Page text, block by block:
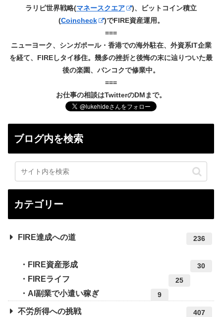
ラリピ世界戦略(マネースクエア
)、ビットコイン積立
(Coincheck
)でFIRE資産運用。
===
ニューヨーク、シンガポール・香港での海外駐在、外資系IT企業
を経て、FIREしタイ移住。幾多の挫折と後悔の末に辿りついた最
後の楽園、バンコクで修業中。
===
お仕事の相談はTwitterのDMまで。
ブログ内を検索
カテゴリー
FIRE達成への道 236
FIRE資産形成 30
FIREライフ 25
AI副業で小遣い稼ぎ 9
不労所得への挑戦 407